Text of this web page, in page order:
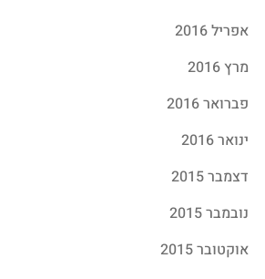
אפריל 2016
מרץ 2016
פברואר 2016
ינואר 2016
דצמבר 2015
נובמבר 2015
אוקטובר 2015